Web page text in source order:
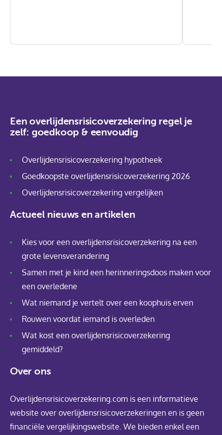
Een overlijdensrisicoverzekering regel je
zelf: goedkoop & eenvoudig
Overlijdensrisicoverzekering hypotheek
Goedkoopste overlijdensrisicoverzekering 2026
Overlijdensrisicoverzekering vergelijken
Actueel nieuws en artikelen
Kies voor een overlijdensrisicoverzekering na een
grote levensverandering
Samen met je kind een herinneringsdoos maken voor
een overledene
Wat niemand je vertelt over een koophuis erven
Rouwen voordat iemand is overleden
Wat kost een overlijdensrisicoverzekering
gemiddeld?
Over ons
Overlijdensrisicoverzekering.com is een informatieve
website over overlijdensrisicoverzekeringen en is geen
financiële vergelijkingswebsite. We bieden enkel een